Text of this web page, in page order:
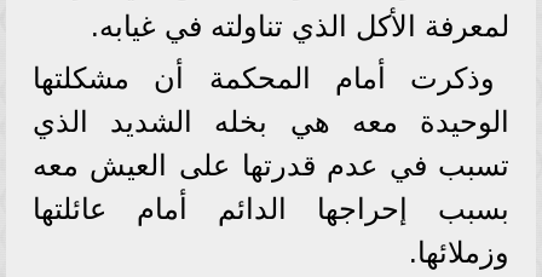
لمعرفة الأكل الذي تناولته في غيابه.
وذكرت أمام المحكمة أن مشكلتها
الوحيدة معه هي بخله الشديد الذي
تسبب في عدم قدرتها على العيش معه
بسبب إحراجها الدائم أمام عائلتها
وزملائها.